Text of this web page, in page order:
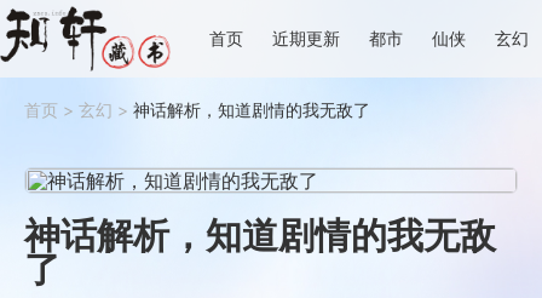
首页 近期更新 都市 仙侠 玄幻
首页 > 玄幻 > 神话解析，知道剧情的我无敌了
神话解析，知道剧情的我无敌
了